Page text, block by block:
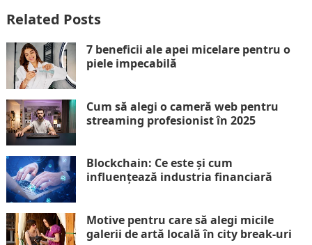
Related Posts
7 beneficii ale apei micelare pentru o
piele impecabilă
Cum să alegi o cameră web pentru
streaming profesionist în 2025
Blockchain: Ce este și cum
influențează industria financiară
Motive pentru care să alegi micile
galerii de artă locală în city break-uri